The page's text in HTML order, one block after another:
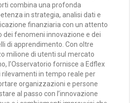
combina una profonda
in strategia, analisi dati e
finanziaria con un attento
dei fenomeni innovazione e dei
di apprendimento. Con oltre
milione di utenti sul mercato
l’Osservatorio fornisce a Edflex
rilevamenti in tempo reale per
organizzazioni e persone
al passo con l’innovazione